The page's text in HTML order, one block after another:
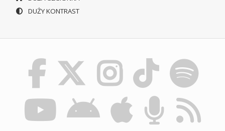
DUŻY KONTRAST